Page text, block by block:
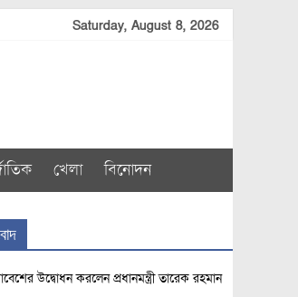
Saturday, August 8, 2026
খেলা বিনোদন
উদ্বোধন করলেন প্রধানমন্ত্রী তারেক রহমান